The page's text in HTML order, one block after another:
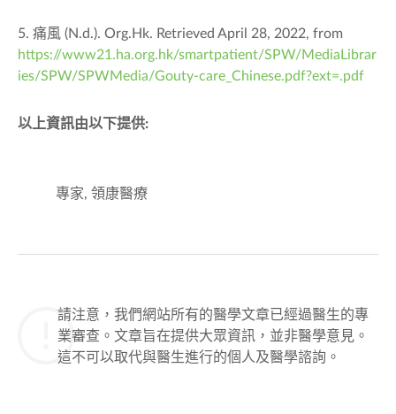
5. 痛風 (N.d.). Org.Hk. Retrieved April 28, 2022, from
https://www21.ha.org.hk/smartpatient/SPW/MediaLibrar
ies/SPW/SPWMedia/Gouty-care_Chinese.pdf?ext=.pdf
以上資訊由以下提供:
專家, 領康醫療
請注意，我們網站所有的醫學文章已經過醫生的專
業審查。文章旨在提供大眾資訊，並非醫學意見。
這不可以取代與醫生進行的個人及醫學諮詢。